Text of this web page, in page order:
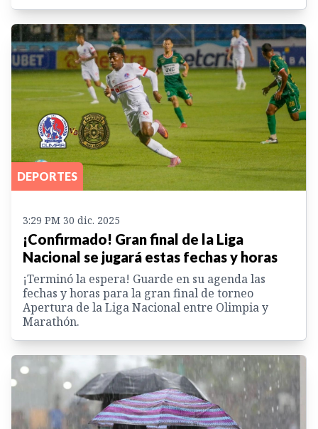
DEPORTES
3:29 PM 30 dic. 2025
¡Confirmado! Gran final de la Liga
Nacional se jugará estas fechas y horas
¡Terminó la espera! Guarde en su agenda las
fechas y horas para la gran final de torneo
Apertura de la Liga Nacional entre Olimpia y
Marathón.